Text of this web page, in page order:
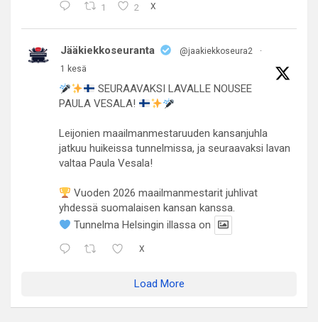
1 2 X
Jääkiekkoseuranta @jaakiekkoseura2
·
1 kesä
SEURAAVAKSI LAVALLE NOUSEE
PAULA VESALA!
Leijonien maailmanmestaruuden kansanjuhla
jatkuu huikeissa tunnelmissa, ja seuraavaksi lavan
valtaa Paula Vesala!
Vuoden 2026 maailmanmestarit juhlivat
yhdessä suomalaisen kansan kanssa.
Tunnelma Helsingin illassa on
X
Load More